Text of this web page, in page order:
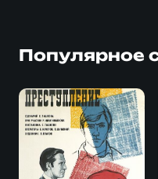
Популярное